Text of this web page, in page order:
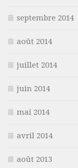
septembre 2014
août 2014
juillet 2014
juin 2014
mai 2014
avril 2014
août 2013